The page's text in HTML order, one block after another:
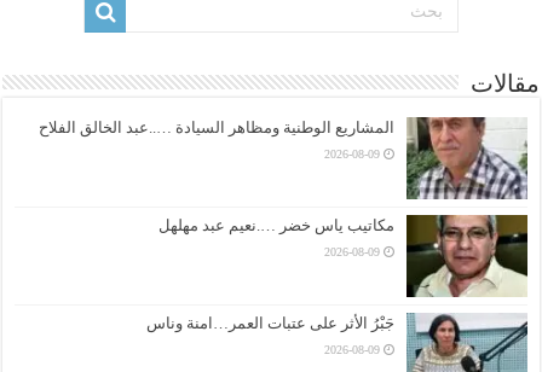
مقالات
المشاريع الوطنية ومظاهر السيادة …..عبد الخالق الفلاح
2026-08-09
مكاتيب ياس خضر ….نعيم عبد مهلهل
2026-08-09
جَبْرُ الأثر على عتبات العمر…امنة وناس
2026-08-09